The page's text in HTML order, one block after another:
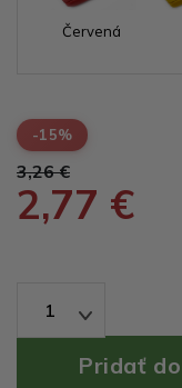
Červená
-15%
3,26 €
2,77 €
1